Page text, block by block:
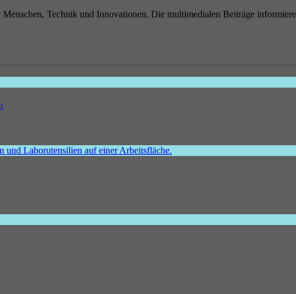
Menschen, Technik und Innovationen. Die multimedialen Beiträge